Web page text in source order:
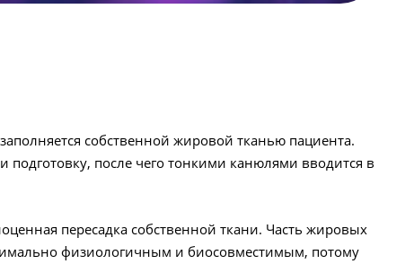
собственной жировой тканью пациента.
после чего тонкими канюлями вводится в
пересадка собственной ткани. Часть жировых
физиологичным и биосовместимым, потому